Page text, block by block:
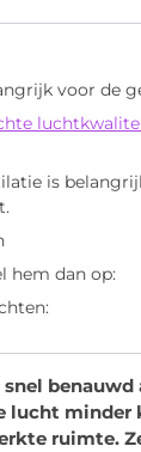
voor de
is
hem dan op:
benauwd
lucht minder
ruimte.